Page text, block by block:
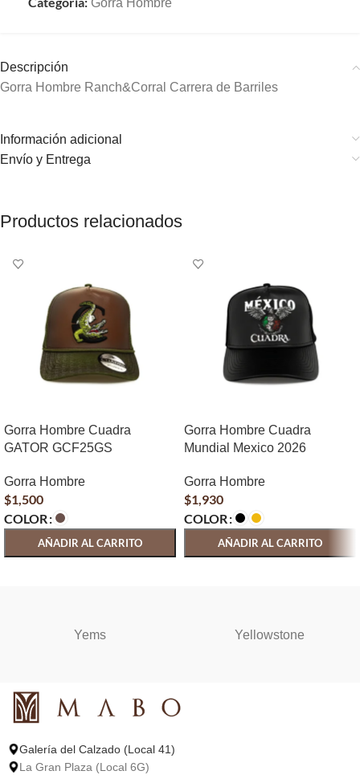
Gorra Hombre
Descripción
Gorra Hombre Ranch&Corral Carrera de Barriles
Información adicional
Envío y Entrega
Productos relacionados
Gorra Hombre Cuadra
GATOR GCF25GS
Gorra Hombre
$1,500
COLOR
AÑADIR AL CARRITO
Gorra Hombre Cuadra
Mundial Mexico 2026
Gorra Hombre
$1,930
COLOR
AÑADIR AL CARRITO
Yems Yellowstone
Galería del Calzado (Local 41)
La Gran Plaza (Local 6G)